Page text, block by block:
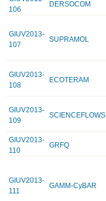
106
DERSOCOM
GIUV2013-
107
SUPRAMOL
GIUV2013-
108
ECOTERAM
GIUV2013-
109
SCIENCEFLOWS
GIUV2013-
110
GRFQ
GIUV2013-
111
GAMM-CyBAR